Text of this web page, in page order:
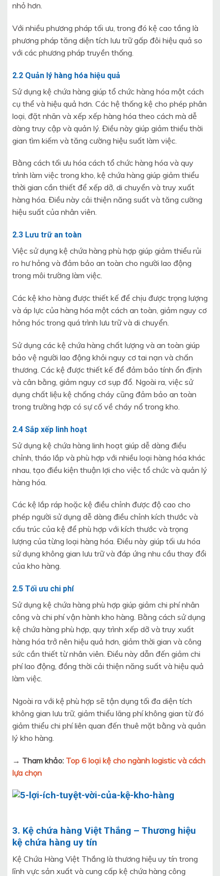
nhỏ hơn.
Với nhiều phương pháp tối ưu, trong đó kệ cao tầng là
phương pháp tăng diện tích lưu trữ gấp đôi hiệu quả so
với các phương pháp truyền thống.
2.2 Quản lý hàng hóa hiệu quả
Sử dụng kệ chứa hàng giúp tổ chức hàng hóa một cách
cụ thể và hiệu quả hơn. Các hệ thống kệ cho phép phân
loại, đặt nhãn và xếp xếp hàng hóa theo cách mà dễ
dàng truy cập và quản lý. Điều này giúp giảm thiểu thời
gian tìm kiếm và tăng cường hiệu suất làm việc.
Bằng cách tối ưu hóa cách tổ chức hàng hóa và quy
trình làm việc trong kho, kệ chứa hàng giúp giảm thiểu
thời gian cần thiết để xếp dỡ, di chuyển và truy xuất
hàng hóa. Điều này cải thiện năng suất và tăng cường
hiệu suất của nhân viên.
2.3 Lưu trữ an toàn
Việc sử dụng kệ chứa hàng phù hợp giúp giảm thiểu rủi
ro hư hỏng và đảm bảo an toàn cho người lao động
trong môi trường làm việc.
Các kệ kho hàng được thiết kế để chịu được trọng lượng
và áp lực của hàng hóa một cách an toàn, giảm nguy cơ
hỏng hóc trong quá trình lưu trữ và di chuyển.
Sử dụng các kệ chứa hàng chất lượng và an toàn giúp
bảo vệ người lao động khỏi nguy cơ tai nạn và chấn
thương. Các kệ được thiết kế để đảm bảo tính ổn định
và cân bằng, giảm nguy cơ sụp đổ. Ngoài ra, việc sử
dụng chất liệu kệ chống cháy cũng đảm bảo an toàn
trong trường hợp có sự cố về cháy nổ trong kho.
2.4 Sắp xếp linh hoạt
Sử dụng kệ chứa hàng linh hoạt giúp dễ dàng điều
chỉnh, tháo lắp và phù hợp với nhiều loại hàng hóa khác
nhau, tạo điều kiện thuận lợi cho việc tổ chức và quản lý
hàng hóa.
Các kệ lắp ráp hoặc kệ điều chỉnh được độ cao cho
phép người sử dụng dễ dàng điều chỉnh kích thước và
cấu trúc của kệ để phù hợp với kích thước và trọng
lượng của từng loại hàng hóa. Điều này giúp tối ưu hóa
sử dụng không gian lưu trữ và đáp ứng nhu cầu thay đổi
của kho hàng.
2.5 Tối ưu chi phí
Sử dụng kệ chứa hàng phù hợp giúp giảm chi phí nhân
công và chi phí vận hành kho hàng. Bằng cách sử dụng
kệ chứa hàng phù hợp, quy trình xếp dỡ và truy xuất
hàng hóa trở nên hiệu quả hơn, giảm thời gian và công
sức cần thiết từ nhân viên. Điều này dẫn đến giảm chi
phí lao động, đồng thời cải thiện năng suất và hiệu quả
làm việc.
Ngoài ra với kệ phù hợp sẽ tận dụng tối đa diện tích
không gian lưu trữ, giảm thiểu lãng phí không gian từ đó
giảm thiểu chi phí liên quan đến thuê mặt bằng và quản
lý kho hàng.
→ Tham khảo: Top 6 loại kệ cho ngành logistic và cách
lựa chọn
3. Kệ chứa hàng Việt Thắng – Thương hiệu
kệ chứa hàng uy tín
Kệ Chứa Hàng Việt Thắng là thương hiệu uy tín trong
lĩnh vực sản xuất và cung cấp kệ chứa hàng công